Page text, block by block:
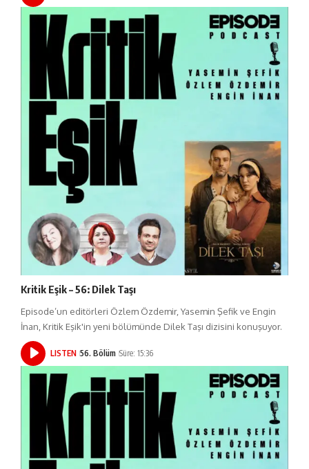
Kritik Eşik – 56: Dilek Taşı
Episode’un editörleri Özlem Özdemir, Yasemin Şefik ve Engin
İnan, Kritik Eşik'in yeni bölümünde Dilek Taşı dizisini konuşuyor.
LISTEN 56. Bölüm Süre: 15:36